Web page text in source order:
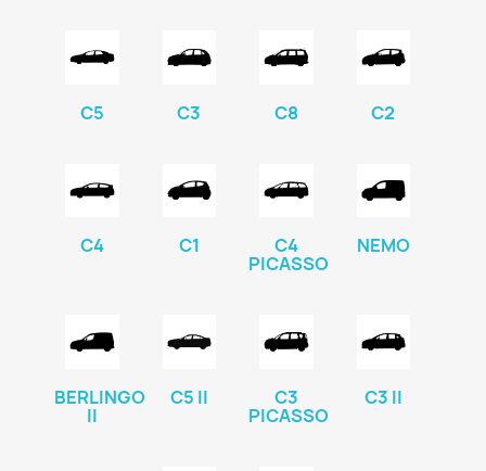
C5 C3 C8 C2
C4 C1 C4
PICASSO
NEMO
BERLINGO
II
C5 II C3
PICASSO
C3 II